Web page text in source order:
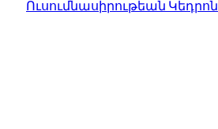
Ուսումնասիրութեան Կեդրոն